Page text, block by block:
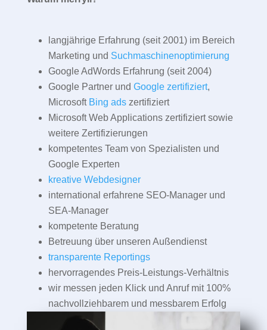
langjährige Erfahrung (seit 2001) im Bereich
Marketing und Suchmaschinenoptimierung
Google AdWords Erfahrung (seit 2004)
Google Partner und Google zertifiziert,
Microsoft Bing adszertifiziert
Microsoft Web Applications zertifiziert sowie
weitere Zertifizierungen
kompetentes Team von Spezialisten und
Google Experten
kreative Webdesigner
international erfahrene SEO-Manager und
SEA-Manager
kompetente Beratung
Betreuung über unseren Außendienst
transparente Reportings
hervorragendes Preis-Leistungs-Verhältnis
wir messen jeden Klick und Anruf mit 100%
nachvollziehbarem und messbarem Erfolg